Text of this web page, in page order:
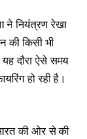
ने नियंत्रण रेखा
की किसी भी
दौरा ऐसे समय
हो रही है।
की ओर से की